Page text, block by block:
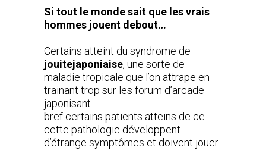
Si tout le monde sait que les vrais
hommes jouent debout…
Certains atteint du syndrome de
jouitejaponiaise, une sorte de
maladie tropicale que l’on attrape en
trainant trop sur les forum d’arcade
japonisant
bref certains patients atteins de ce
cette pathologie développent
d’étrange symptômes et doivent jouer